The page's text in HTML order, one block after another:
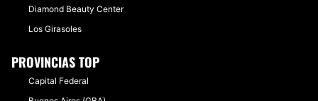
Diamond Beauty Center
Los Girasoles
PROVINCIAS TOP
Capital Federal